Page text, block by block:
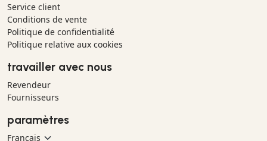
Service client
Conditions de vente
Politique de confidentialité
Politique relative aux cookies
travailler avec nous
Revendeur
Fournisseurs
paramètres